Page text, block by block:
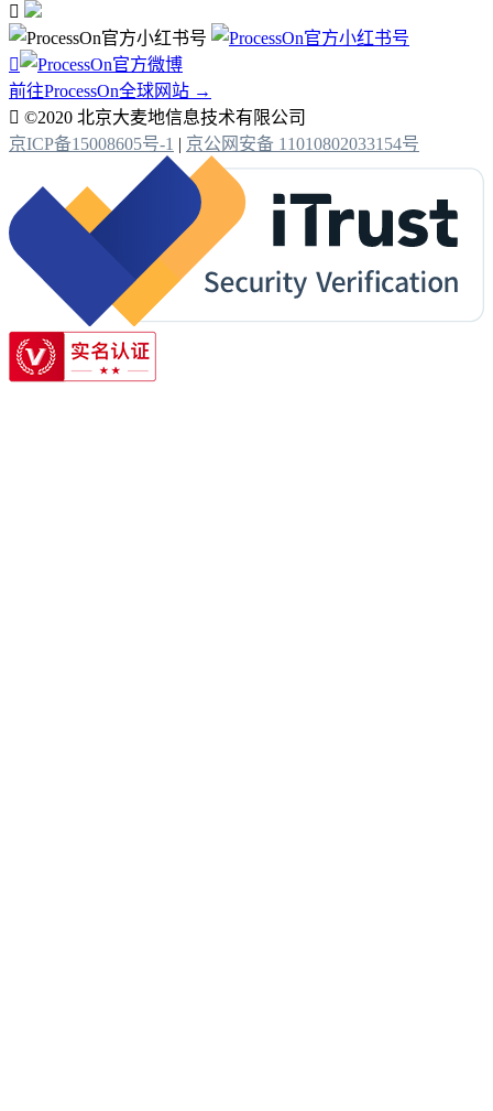


前往ProcessOn全球网站 →
 ©2020 北京大麦地信息技术有限公司
京ICP备15008605号-1 | 京公网安备 11010802033154号